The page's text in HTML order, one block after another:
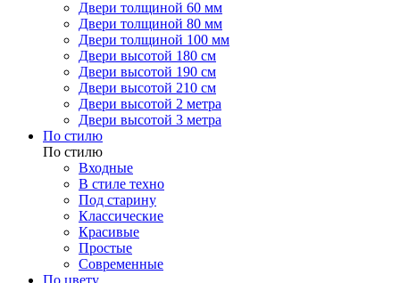
Двери толщиной 60 мм
Двери толщиной 80 мм
Двери толщиной 100 мм
Двери высотой 180 см
Двери высотой 190 см
Двери высотой 210 см
Двери высотой 2 метра
Двери высотой 3 метра
По стилю
По стилю
Входные
В стиле техно
Под старину
Классические
Красивые
Простые
Современные